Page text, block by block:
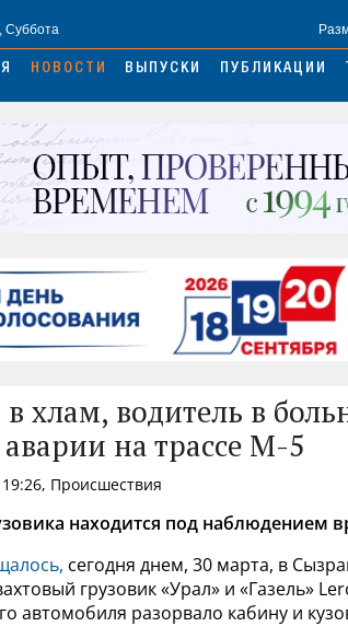
Суббота
НОВОСТИ ВЫПУСКИ ПУБЛИКАЦИИ
хлам, водитель в
на трассе М-5
Происшествия
находится под наблюдением
сегодня днем, 30 марта, в
грузовик «Урал» и «Газель»
автомобиля разорвало кабину и